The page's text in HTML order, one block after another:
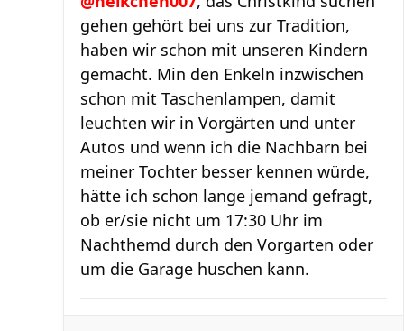
gehen gehört bei uns zur Tradition,
haben wir schon mit unseren Kindern
gemacht. Min den Enkeln inzwischen
schon mit Taschenlampen, damit
leuchten wir in Vorgärten und unter
Autos und wenn ich die Nachbarn bei
meiner Tochter besser kennen würde,
hätte ich schon lange jemand gefragt,
ob er/sie nicht um 17:30 Uhr im
Nachthemd durch den Vorgarten oder
um die Garage huschen kann.